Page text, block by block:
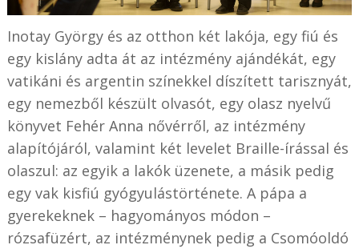
Inotay György és az otthon két lakója, egy fiú és
egy kislány adta át az intézmény ajándékát, egy
vatikáni és argentin színekkel díszített tarisznyát,
egy nemezből készült olvasót, egy olasz nyelvű
könyvet Fehér Anna nővérről, az intézmény
alapítójáról, valamint két levelet Braille-írással és
olaszul: az egyik a lakók üzenete, a másik pedig
egy vak kisfiú gyógyulástörténete. A pápa a
gyerekeknek – hagyományos módon –
rózsafüzért, az intézménynek pedig a Csomóoldó